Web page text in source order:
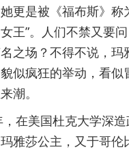
更是被《福布斯》称
王”。人们不禁又要
之场？不得不说，玛
似疯狂的举动，看似
潮。
美国杜克大学深造
雅莎公主，又于哥伦